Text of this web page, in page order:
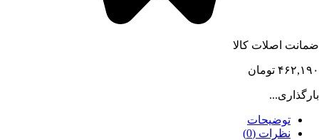
ضمانت اصلات کالا
۴۶۲,۱۹۰ تومان
بارگذاری...
توضیحات
نظرات (0)